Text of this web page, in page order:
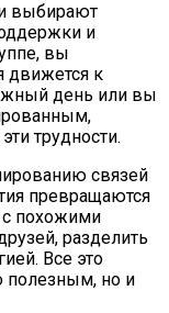
выбирают
и
вы
движется к
день или вы
трудности.
связей
превращаются
с похожими
разделить
Все это
полезным, но и